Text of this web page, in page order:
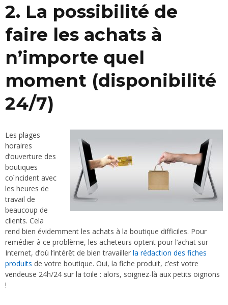
2. La possibilité de
faire les achats à
n’importe quel
moment (disponibilité
24/7)
Les plages
horaires
d’ouverture des
boutiques
coïncident avec
les heures de
travail de
beaucoup de
clients. Cela
rend bien évidemment les achats à la boutique difficiles. Pour
remédier à ce problème, les acheteurs optent pour l’achat sur
Internet, d’où l’intérêt de bien travailler la rédaction des fiches
produits de votre boutique. Oui, la fiche produit, c’est votre
vendeuse 24h/24 sur la toile : alors, soignez-là aux petits oignons
!